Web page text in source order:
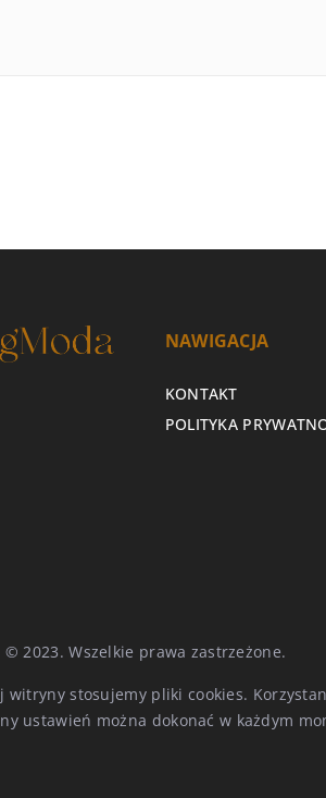
NAWIGACJA
KONTAKT
POLITYKA
2023. Wszelkie prawa zastrzeżone.
witryny stosujemy pliki cookies.
ustawień można dokonać w każdym